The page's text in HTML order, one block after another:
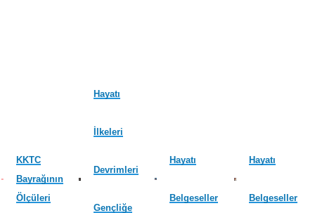
KKTC
Bayrağının
Ölçüleri
Hayatı
İlkeleri
Devrimleri
Gençliğe
Hayatı
Belgeseller
Hayatı
Belgeseller